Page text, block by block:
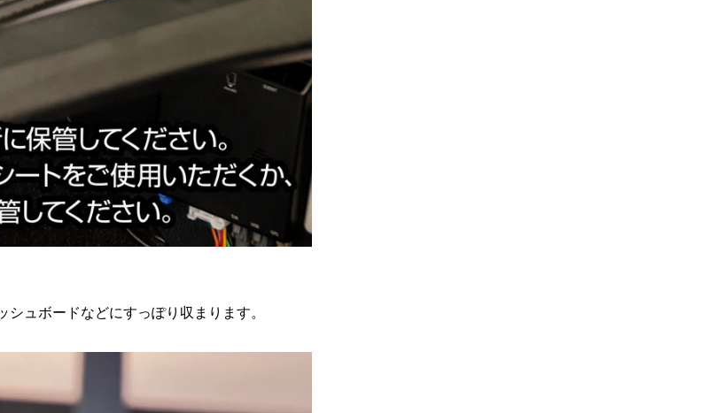
ュボードなどにすっぽり収まります。